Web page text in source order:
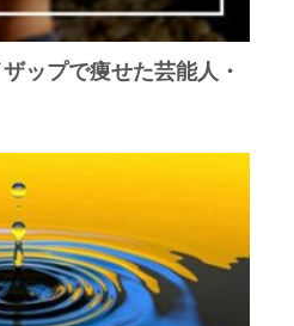
ップで痩せた芸能人・